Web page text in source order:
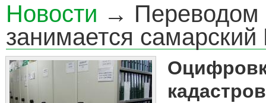
Новости → Переводом
занимается самарский